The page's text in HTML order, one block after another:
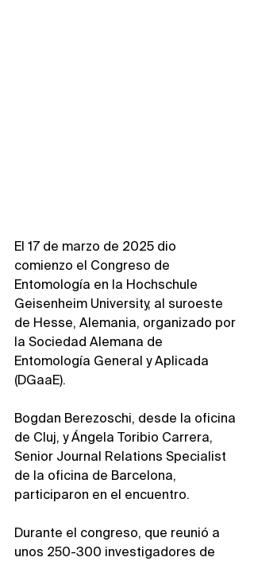
El 17 de marzo de 2025 dio
comienzo el Congreso de
Entomología en la Hochschule
Geisenheim University, al suroeste
de Hesse, Alemania, organizado por
la Sociedad Alemana de
Entomología General y Aplicada
(DGaaE).
Bogdan Berezoschi, desde la oficina
de Cluj, y Ángela Toribio Carrera,
Senior Journal Relations Specialist
de la oficina de Barcelona,
participaron en el encuentro.
Durante el congreso, que reunió a
unos 250-300 investigadores de